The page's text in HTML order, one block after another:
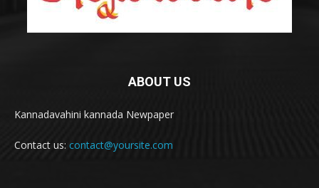
ABOUT US
Kannadavahini kannada Newpaper
Contact us: contact@yoursite.com